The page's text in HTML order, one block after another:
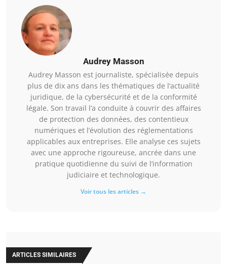
Audrey Masson
Audrey Masson est journaliste, spécialisée depuis
plus de dix ans dans les thématiques de l’actualité
juridique, de la cybersécurité et de la conformité
légale. Son travail l’a conduite à couvrir des affaires
de protection des données, des contentieux
numériques et l’évolution des réglementations
applicables aux entreprises. Elle analyse ces sujets
avec une approche rigoureuse, ancrée dans une
pratique quotidienne du suivi de l’information
judiciaire et technologique.
Voir tous les articles →
ARTICLES SIMILAIRES